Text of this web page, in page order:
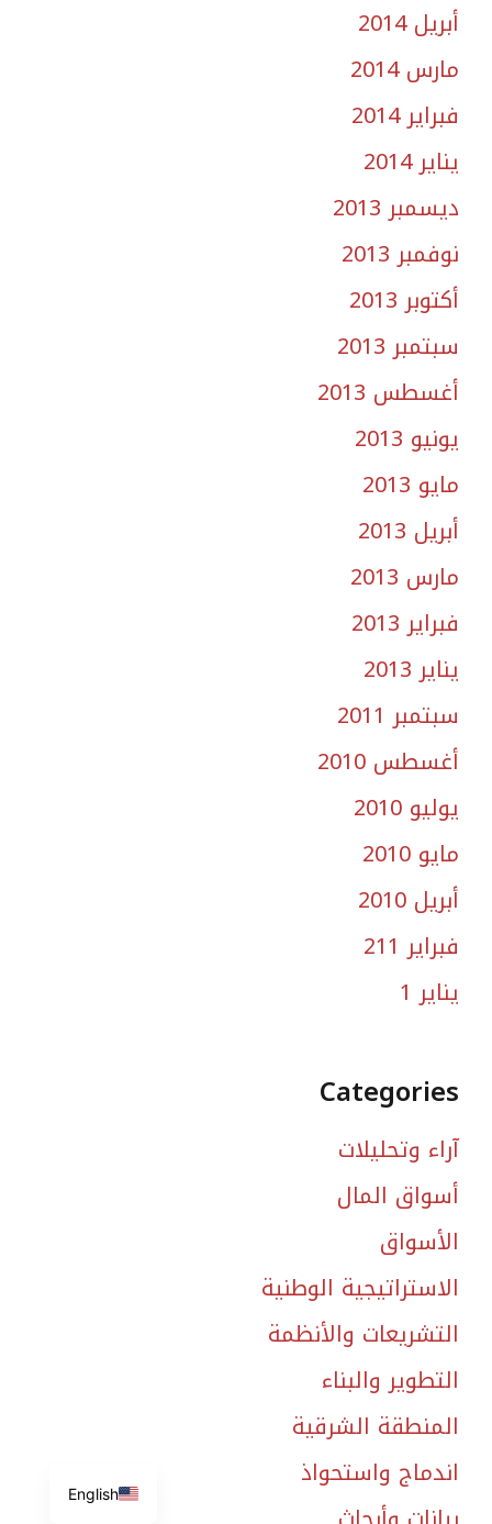
أبريل 2014
مارس 2014
فبراير 2014
يناير 2014
ديسمبر 2013
نوفمبر 2013
أكتوبر 2013
سبتمبر 2013
أغسطس 2013
يونيو 2013
مايو 2013
أبريل 2013
مارس 2013
فبراير 2013
يناير 2013
سبتمبر 2011
أغسطس 2010
يوليو 2010
مايو 2010
أبريل 2010
فبراير 211
يناير 1
Categories
آراء وتحليلات
أسواق المال
الأسواق
الاستراتيجية الوطنية
التشريعات والأنظمة
التطوير والبناء
المنطقة الشرقية
اندماج واستحواذ
English